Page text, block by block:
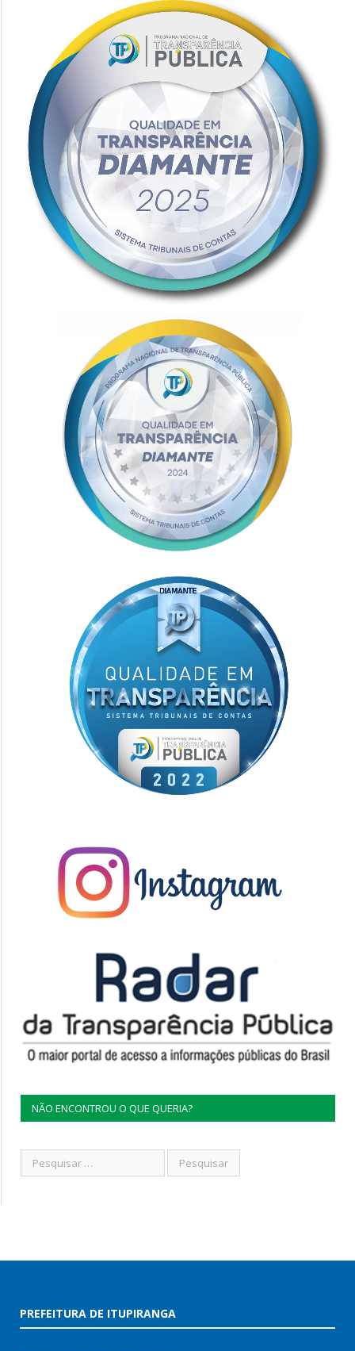
NÃO ENCONTROU O QUE QUERIA?
PREFEITURA DE ITUPIRANGA